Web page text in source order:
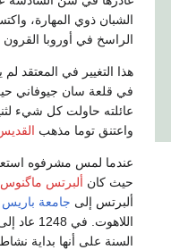
الشبان ذوي المهارة،
الراسخ في أوروبا
هذا التغيير في المعتقد
في قلعة سان جيوفاني
عائلته حاولت كل شيء
واعتنق توما مذهب
عندما لمس مشرفوه
حيث كان ألبرتس ماگنوس
ألبرتس إلى جامعة باريس
السنة على أنها بداية